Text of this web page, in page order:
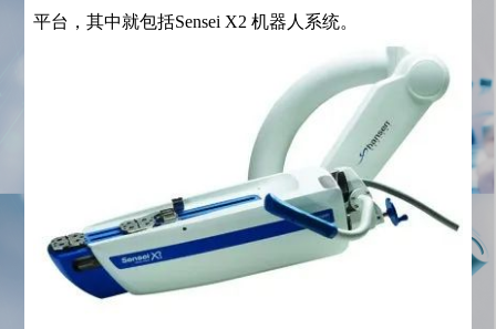
平台，其中就包括Sensei X2 机器人系统。